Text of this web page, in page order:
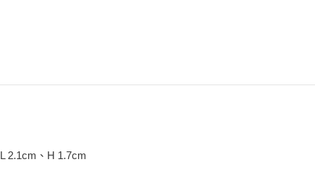
L 2.1cm、H 1.7cm